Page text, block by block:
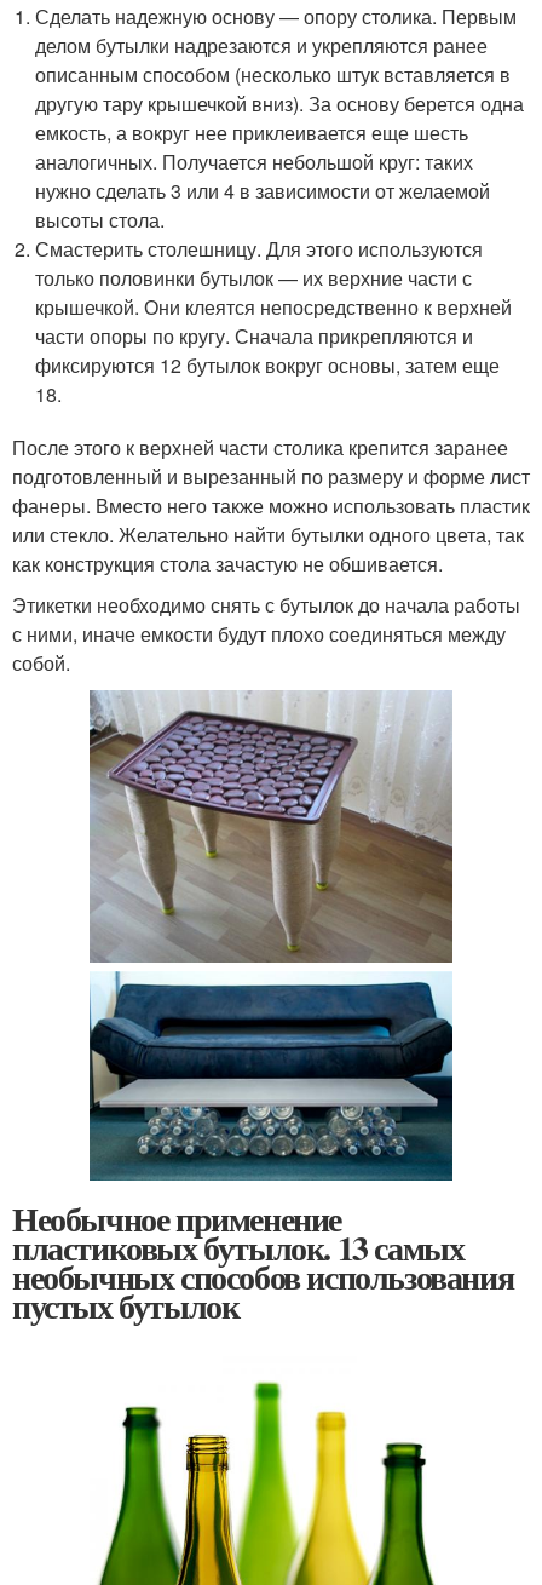
Сделать надежную основу — опору столика. Первым
делом бутылки надрезаются и укрепляются ранее
описанным способом (несколько штук вставляется в
другую тару крышечкой вниз). За основу берется одна
емкость, а вокруг нее приклеивается еще шесть
аналогичных. Получается небольшой круг: таких
нужно сделать 3 или 4 в зависимости от желаемой
высоты стола.
Смастерить столешницу. Для этого используются
только половинки бутылок — их верхние части с
крышечкой. Они клеятся непосредственно к верхней
части опоры по кругу. Сначала прикрепляются и
фиксируются 12 бутылок вокруг основы, затем еще
18.
После этого к верхней части столика крепится заранее
подготовленный и вырезанный по размеру и форме лист
фанеры. Вместо него также можно использовать пластик
или стекло. Желательно найти бутылки одного цвета, так
как конструкция стола зачастую не обшивается.
Этикетки необходимо снять с бутылок до начала работы
с ними, иначе емкости будут плохо соединяться между
собой.
Необычное применение
пластиковых бутылок. 13 самых
необычных способов использования
пустых бутылок